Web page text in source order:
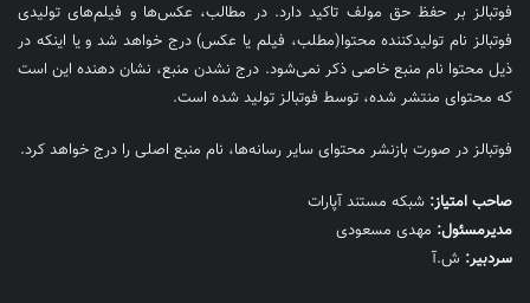
فوتبالز بر حفظ حق مولف تاکید دارد. در مطالب، عکس‌ها و فیلم‌های تولیدی
فوتبالز نام تولیدکننده محتوا(مطلب، فیلم یا عکس) درج خواهد شد و یا اینکه در
ذیل محتوا نام منبع خاصی ذکر نمی‌‎شود. درج نشدن منبع، نشان دهنده این است
که محتوای منتشر شده، توسط فوتبالز تولید شده است.
فوتبالز در صورت بازنشر محتوای سایر رسانه‌ها، نام منبع اصلی را درج خواهد کرد.
صاحب امتیاز: شبکه مستند آپارات
مديرمسئول: مهدی مسعودی
سردبیر: ش.آ